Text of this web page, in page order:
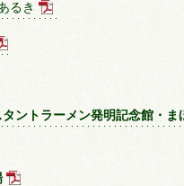
るき
ントラーメン発明記念館・